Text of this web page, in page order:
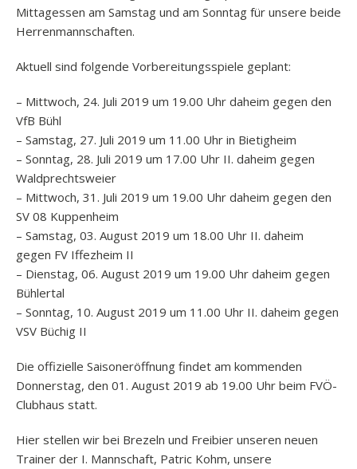
Mittagessen am Samstag und am Sonntag für unsere beide
Herrenmannschaften.
Aktuell sind folgende Vorbereitungsspiele geplant:
– Mittwoch, 24. Juli 2019 um 19.00 Uhr daheim gegen den
VfB Bühl
– Samstag, 27. Juli 2019 um 11.00 Uhr in Bietigheim
– Sonntag, 28. Juli 2019 um 17.00 Uhr II. daheim gegen
Waldprechtsweier
– Mittwoch, 31. Juli 2019 um 19.00 Uhr daheim gegen den
SV 08 Kuppenheim
– Samstag, 03. August 2019 um 18.00 Uhr II. daheim
gegen FV Iffezheim II
– Dienstag, 06. August 2019 um 19.00 Uhr daheim gegen
Bühlertal
– Sonntag, 10. August 2019 um 11.00 Uhr II. daheim gegen
VSV Büchig II
Die offizielle Saisoneröffnung findet am kommenden
Donnerstag, den 01. August 2019 ab 19.00 Uhr beim FVÖ-
Clubhaus statt.
Hier stellen wir bei Brezeln und Freibier unseren neuen
Trainer der I. Mannschaft, Patric Kohm, unsere